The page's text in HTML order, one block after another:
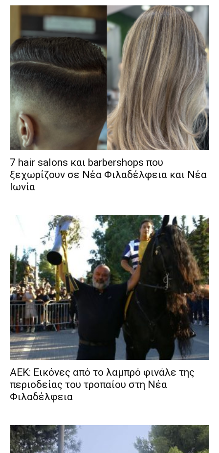
7 hair salons και barbershops που
ξεχωρίζουν σε Νέα Φιλαδέλφεια και Νέα
Ιωνία
ΑΕΚ: Εικόνες από το λαμπρό φινάλε της
περιοδείας του τροπαίου στη Νέα
Φιλαδέλφεια